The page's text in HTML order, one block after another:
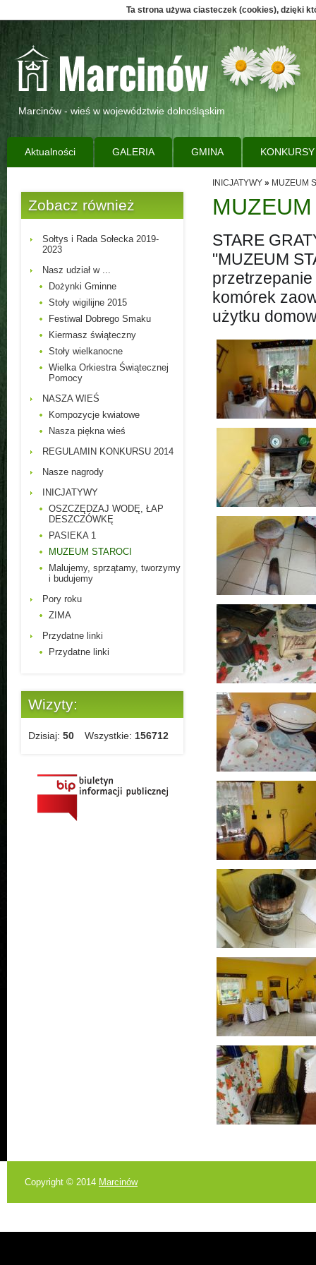
Ta strona używa ciasteczek (cookies), dzięki
Marcinów - wieś w województwie dolnośląskim
Aktualności GALERIA GMINA KONKURSY
Zobacz również
Sołtys i Rada Sołecka 2019-
2023
Nasz udział w ...
Dożynki Gminne
Stoły wigilijne 2015
Festiwal Dobrego Smaku
Kiermasz świąteczny
Stoły wielkanocne
Wielka Orkiestra Świątecznej
Pomocy
NASZA WIEŚ
Kompozycje kwiatowe
Nasza piękna wieś
REGULAMIN KONKURSU 2014
Nasze nagrody
INICJATYWY
OSZCZĘDZAJ WODĘ, ŁAP
DESZCZÓWKĘ
PASIEKA 1
MUZEUM STAROCI
Malujemy, sprzątamy, tworzymy
i budujemy
Pory roku
ZIMA
Przydatne linki
Przydatne linki
Wizyty:
Dzisiaj: 50 Wszystkie: 156712
INICJATYWY» MUZEUM
STARE
"MUZEUM
komórek
użytku
Copyright © 2014 Marcinów